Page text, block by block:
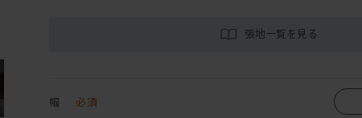
張地一覧を見る
幅 必須